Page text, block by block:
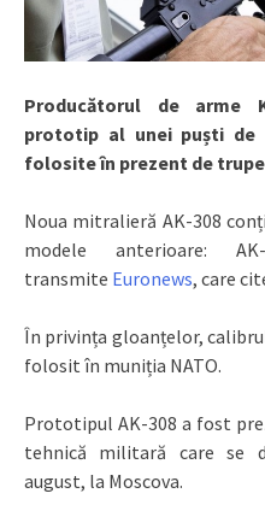
Producătorul de arme
prototip al unei puști
folosite în prezent de
Noua mitralieră AK-308
modele anterioare:
transmite Euronews, care
În privința gloanțelor,
folosit în muniția NATO.
Prototipul AK-308 a fost
tehnică militară care se
august, la Moscova.